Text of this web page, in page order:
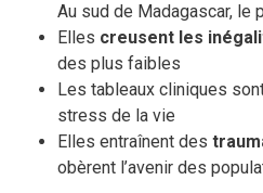
Au sud de Madagascar, le
Elles creusent les
des plus faibles
Les tableaux cliniques
stress de la vie
Elles entraînent des
obèrent l’avenir des